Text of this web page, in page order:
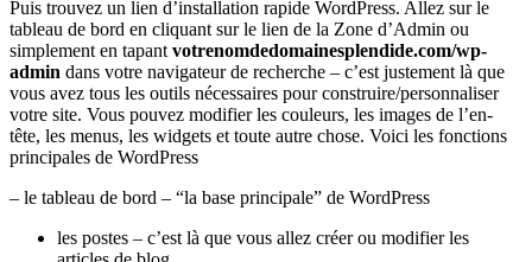
Puis trouvez un lien d’installation rapide WordPress. Allez sur le
tableau de bord en cliquant sur le lien de la Zone d’Admin ou
simplement en tapant votrenomdedomainesplendide.com/wp-
admin dans votre navigateur de recherche – c’est justement là que
vous avez tous les outils nécessaires pour construire/personnaliser
votre site. Vous pouvez modifier les couleurs, les images de l’en-
tête, les menus, les widgets et toute autre chose. Voici les fonctions
principales de WordPress
– le tableau de bord – “la base principale” de WordPress
les postes – c’est là que vous allez créer ou modifier les